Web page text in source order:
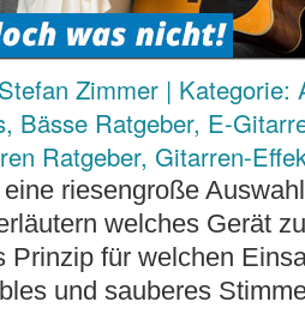
Stefan Zimmer | Kategorie:
, Bässe Ratgeber, E-
Ratgeber, Gitarren-
riesengroße
welches Gerät
Prinzip für welchen
und sauberes